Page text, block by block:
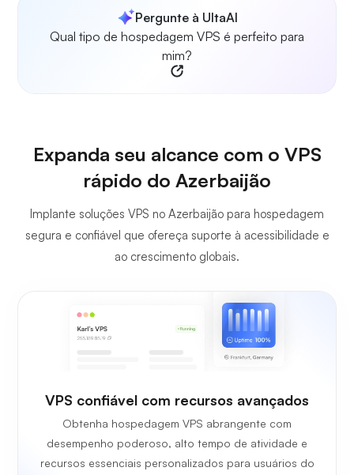
Pergunte à UltaAI
Qual tipo de hospedagem VPS é perfeito para
mim?
Expanda seu alcance com o VPS
rápido do Azerbaijão
Implante soluções VPS no Azerbaijão para hospedagem
segura e confiável que ofereça suporte à acessibilidade e
ao crescimento globais.
VPS confiável com recursos avançados
Obtenha hospedagem VPS abrangente com
desempenho poderoso, alto tempo de atividade e
recursos essenciais personalizados para usuários do